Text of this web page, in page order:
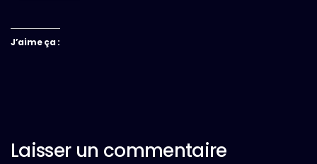
J’aime ça :
Laisser un commentaire